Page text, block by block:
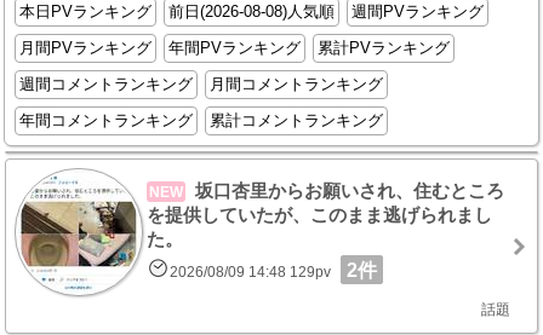
本日PVランキング
前日(2026-08-08)人気順
週間PVランキング
月間PVランキング
年間PVランキング
累計PVランキング
週間コメントランキング
月間コメントランキング
年間コメントランキング
累計コメントランキング
NEW
坂口杏里からお願いされ、住むところ
を提供していたが、このまま逃げられまし
た。
2026/08/09 14:48 129pv 2件
話題